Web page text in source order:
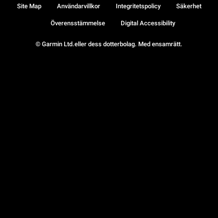
© Garmin Ltd.eller dess dotterbolag. Med ensamrätt.
Site Map Användarvillkor Integritetspolicy Säkerhet
Överensstämmelse Digital Accessibility